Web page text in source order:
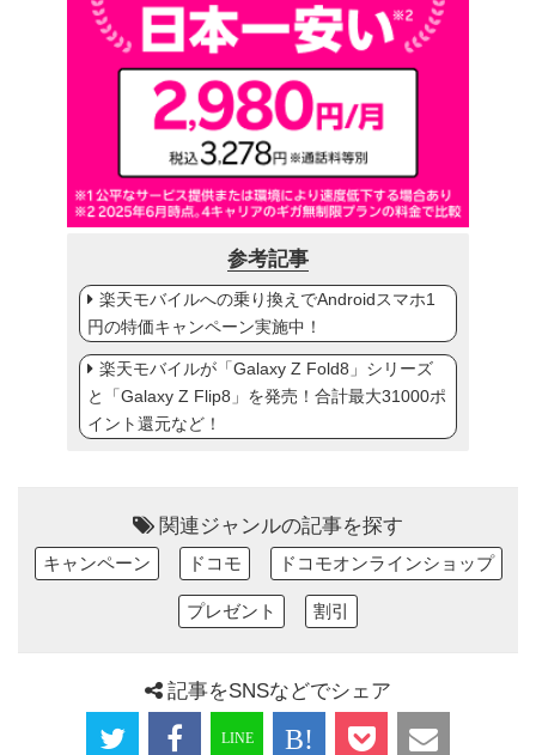
参考記事
楽天モバイルへの乗り換えでAndroidスマホ1
円の特価キャンペーン実施中！
楽天モバイルが「Galaxy Z Fold8」シリーズ
と「Galaxy Z Flip8」を発売！合計最大31000ポ
イント還元など！
関連ジャンルの記事を探す
キャンペーン ドコモ ドコモオンラインショップ
プレゼント 割引
記事をSNSなどでシェア